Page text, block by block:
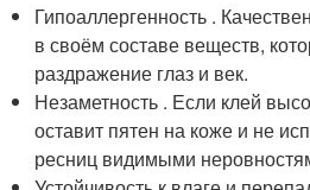
Гипоаллергенность .
в своём составе веществ,
раздражение глаз и век.
Незаметность . Если клей
оставит пятен на коже и не
ресниц видимыми